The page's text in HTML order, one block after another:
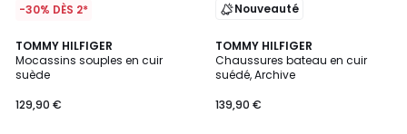
-30% DÈS 2*
TOMMY HILFIGER
Mocassins souples en cuir
suède
129,90 €
1
/
5
2
Couleurs
Nouveauté
TOMMY HILFIGER
Chaussures bateau en cuir
suédé, Archive
139,90 €